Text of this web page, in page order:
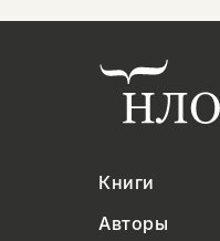
Книги
Авторы